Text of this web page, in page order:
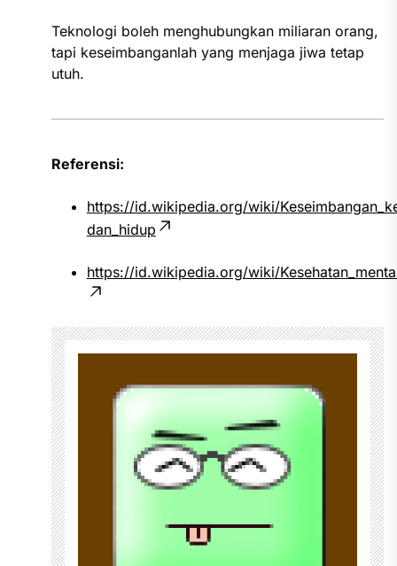
Teknologi boleh menghubungkan miliaran orang,
tapi keseimbanganlah yang menjaga jiwa tetap
utuh.
Referensi:
https://id.wikipedia.org/wiki/
dan_hidup
https://id.wikipedia.org/wiki/